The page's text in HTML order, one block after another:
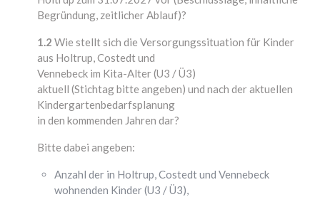
Begründung, zeitlicher Ablauf)?
1.2 Wie stellt sich die Versorgungssituation für Kinder
aus Holtrup, Costedt und
Vennebeck im Kita-Alter (U3 / Ü3)
aktuell (Stichtag bitte angeben) und nach der aktuellen
Kindergartenbedarfsplanung
in den kommenden Jahren dar?
Bitte dabei angeben:
Anzahl der in Holtrup, Costedt und Vennebeck
wohnenden Kinder (U3 / Ü3),